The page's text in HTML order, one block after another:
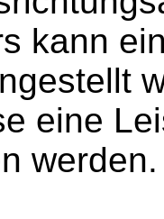
kann
eine
werden.